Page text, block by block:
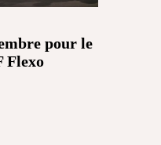
pour le
Flexo